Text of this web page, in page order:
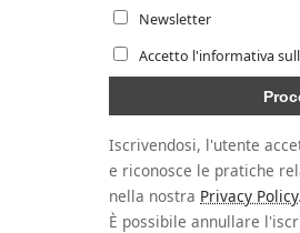
Newsletter
Accetto l'informativa
Iscrivendosi, l'utente
e riconosce le pratiche
nella nostra Privacy Policy.
È possibile annullare